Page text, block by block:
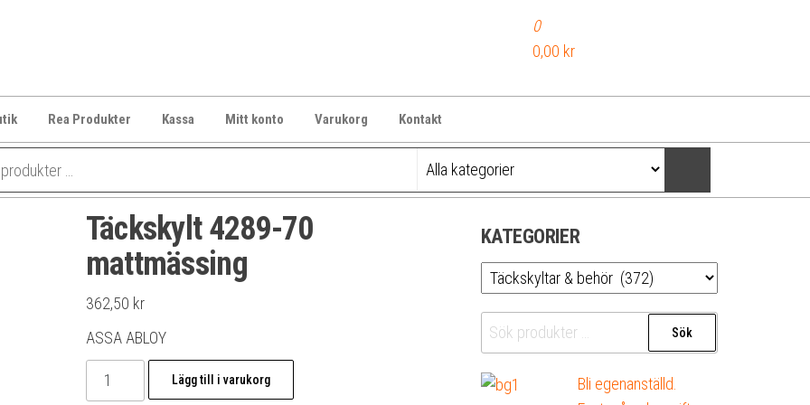
0
0,00 kr
Rea Produkter Kassa Mitt konto Varukorg Kontakt
Täckskylt 4289-70
mattmässing
362,50 kr
ASSA ABLOY
Täckskylt
4289-
Lägg till i varukorg
KATEGORIER
Sök
efter:
Sök
Bli egenanställd.